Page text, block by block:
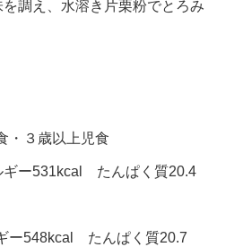
調え、水溶き片栗粉でとろみ
・３歳以上児食
ギー531kcal たんぱく質20.4
ー548kcal たんぱく質20.7